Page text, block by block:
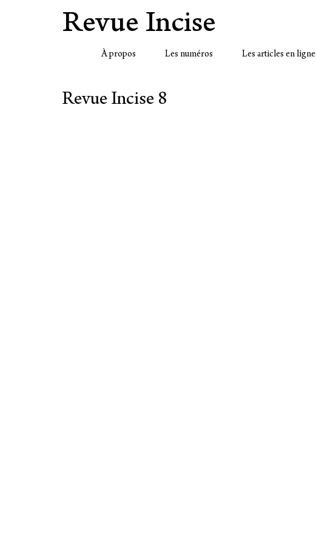
Revue Incise
À propos Les numéros Les articles en ligne
Revue Incise 8